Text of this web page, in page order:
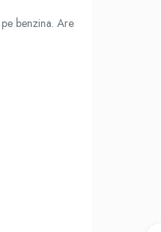
benzina. Are